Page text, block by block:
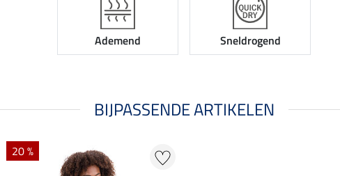
Ademend Sneldrogend
BIJPASSENDE ARTIKELEN
20 %